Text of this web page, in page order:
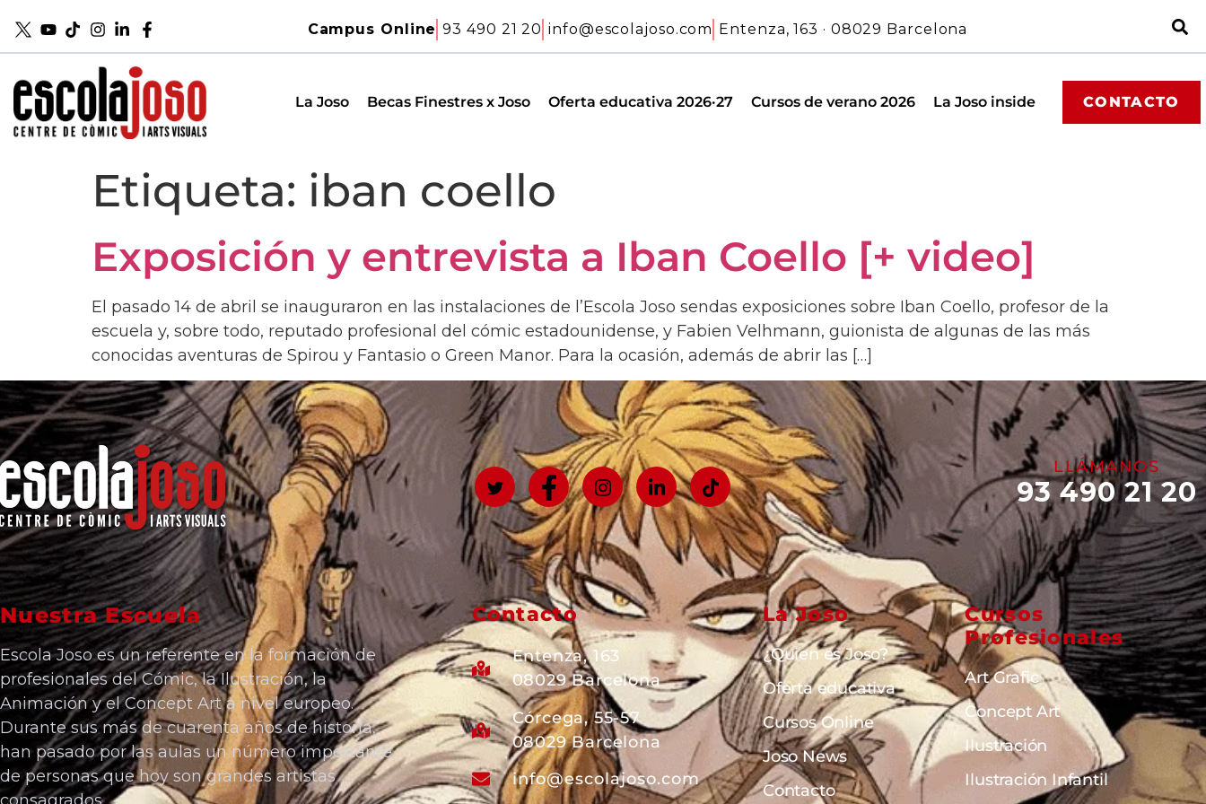
Campus Online 93 490 21 20 info@escolajoso.com Entenza, 163 · 08029 Barcelona
La Joso Becas Finestres x Joso Oferta educativa 2026·27 Cursos de verano 2026 La Joso inside CONTACTO
Etiqueta: iban coello
Exposición y entrevista a Iban Coello [+ video]
El pasado 14 de abril se inauguraron en las instalaciones de l’Escola Joso sendas exposiciones sobre Iban Coello, profesor de la
escuela y, sobre todo, reputado profesional del cómic estadounidense, y Fabien Velhmann, guionista de algunas de las más
conocidas aventuras de Spirou y Fantasio o Green Manor. Para la ocasión, además de abrir las […]
LLÁMANOS
93 490 21 20
Nuestra Escuela
Escola Joso es un referente en la formación de
profesionales del Cómic, la Ilustración, la
Animación y el Concept Art a nivel europeo.
Durante sus más de cuarenta años de historia,
han pasado por las aulas un número importante
de personas que hoy son grandes artistas
Contacto
Entenza, 163
08029 Barcelona
Córcega, 55-57
08029 Barcelona
info@escolajoso.com
La Joso
¿Quien es Joso?
Oferta educativa
Cursos Online
Joso News
Contacto
Cursos
Profesionales
Art Grafic
Concept Art
Ilustración
Ilustración Infantil